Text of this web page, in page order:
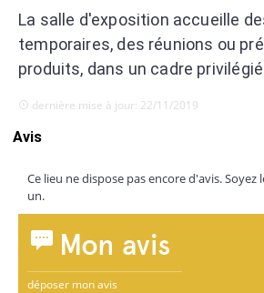
La salle d'exposition accueille
temporaires, des réunions ou
produits, dans un cadre
dernière mise à jour: 22/11/2019
Avis
Ce lieu ne dispose pas encore d'avis. Soyez
un.
Mon avis
déposer mon avis